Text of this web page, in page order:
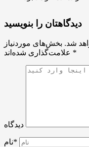
دیدگاهتان را بنویسید
شد. بخش‌های موردنیاز
*
دیدگاه
نام*